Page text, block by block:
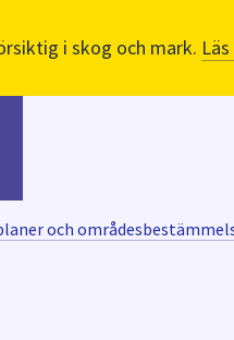
i skog och mark.
och